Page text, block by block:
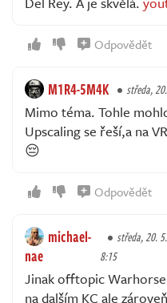
Odpovědět
M1R4-5M4K středa,
Mimo téma. Tohle
Upscaling se řeší,a na
😔
Odpovědět
michael-
nae
středa, 20.
8:15
Jinak offtopic
na dalším KC ale